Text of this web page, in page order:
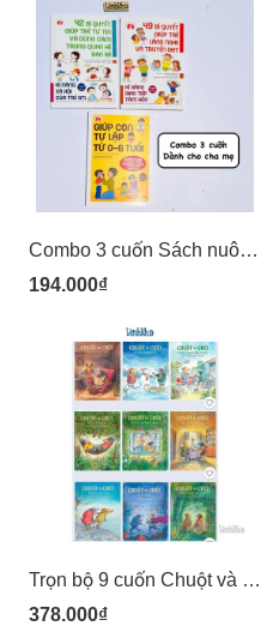
Combo 3 cuốn Sách nuôi dạy con theo kinh nghiệm từ nước Nhật - Giúp con tự lập, bí quyết giúp trẻ tự tin, lắng nghe và truyền đạt - Kim Đồng
194.000₫
Trọn bộ 9 cuốn Chuột và Chũi - Kim Đồng
378.000₫